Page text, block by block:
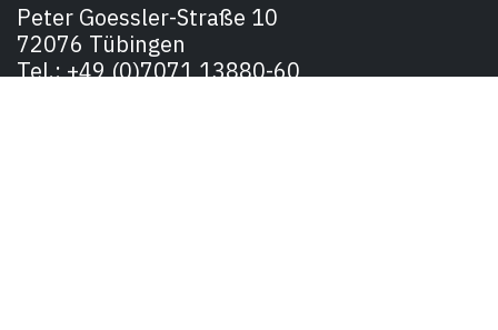
Peter Goessler-Straße 10
72076 Tübingen
Tel.: +49 (0)7071 13880-60